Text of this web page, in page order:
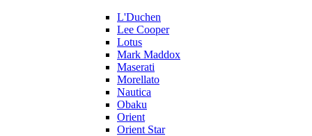
L'Duchen
Lee Cooper
Lotus
Mark Maddox
Maserati
Morellato
Nautica
Obaku
Orient
Orient Star